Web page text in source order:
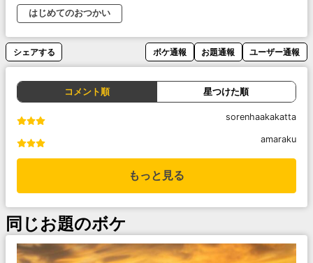
はじめてのおつかい
シェアする ボケ通報 お題通報 ユーザー通報
コメント順 星つけた順
sorenhaakakatta
amaraku
もっと見る
同じお題のボケ